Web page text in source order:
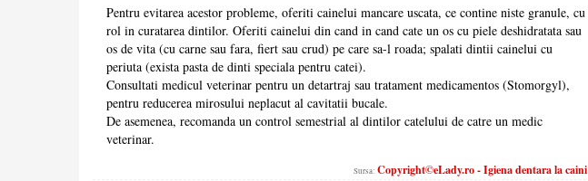
Pentru evitarea acestor probleme, oferiti cainelui mancare uscata, ce contine niste granule, cu
rol in curatarea dintilor. Oferiti cainelui din cand in cand cate un os cu piele deshidratata sau
os de vita (cu carne sau fara, fiert sau crud) pe care sa-l roada; spalati dintii cainelui cu
periuta (exista pasta de dinti speciala pentru catei).
Consultati medicul veterinar pentru un detartraj sau tratament medicamentos (Stomorgyl),
pentru reducerea mirosului neplacut al cavitatii bucale.
De asemenea, recomanda un control semestrial al dintilor catelului de catre un medic
veterinar.
Sursa: Copyright©eLady.ro - Igiena dentara la caini